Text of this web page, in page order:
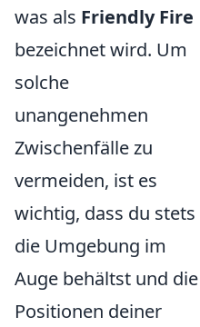
was als Friendly Fire
bezeichnet wird. Um
solche
unangenehmen
Zwischenfälle zu
vermeiden, ist es
wichtig, dass du stets
die Umgebung im
Auge behältst und die
Positionen deiner